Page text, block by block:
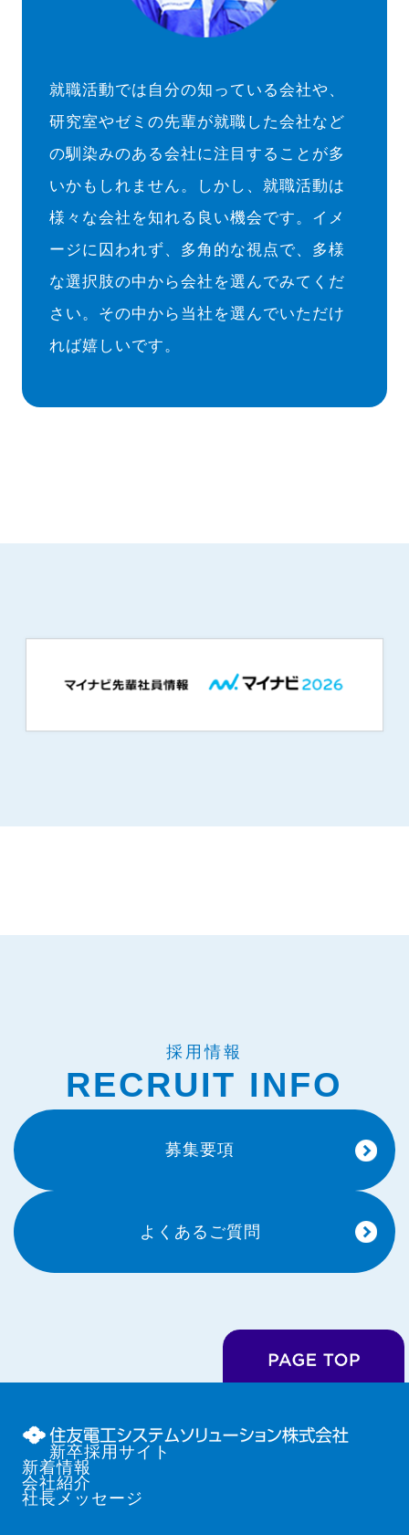
就職活動では自分の知っている会社や、
研究室やゼミの先輩が就職した会社など
の馴染みのある会社に注目することが多
いかもしれません。しかし、就職活動は
様々な会社を知れる良い機会です。イメ
ージに囚われず、多角的な視点で、多様
な選択肢の中から会社を選んでみてくだ
さい。その中から当社を選んでいただけ
れば嬉しいです。
採用情報
RECRUIT INFO
募集要項
よくあるご質問
新卒採用サイト
新着情報
会社紹介
社長メッセージ